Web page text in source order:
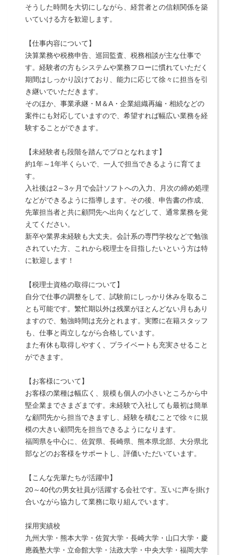
そうした時間を大切にしながら、経営者との信頼関係を築
いていける方を歓迎します。
【仕事内容について】
決算業務や税務申告、巡回監査、税務相談が主な仕事で
す。経験者の方もシステムや業務フローに慣れていただく
期間はしっかり設けており、能力に応じて徐々に担当を引
き継いでいただきます。
そのほか、事業承継・M＆A・企業組織再編・相続などの
案件にも対応していますので、希望すれば幅広い業務を経
験することができます。
【未経験者も段階を踏んでプロとなれます】
約1年～1年半くらいで、一人で担当できるように育てま
す。
入社後は2～3ヶ月で会計ソフトへの入力、月次の締め処理
などができるように指導します。その後、申告書の作成、
先輩担当者と共に顧問先へ出向くなどして、通常業務を覚
えてください。
新卒や業界未経験も大丈夫。会計系の専門学校などで勉強
されていた方、これから税理士を目指したいという方は特
に歓迎します！
【税理士資格の取得について】
自分で仕事の調整をして、試験前にしっかり休みを取るこ
とも可能です。繁忙期以外は残業がほとんどない月もあり
ますので、勉強時間は充分とれます。実際に在籍スタッフ
も、仕事と両立しながら合格しています。
また有休も取得しやすく、プライベートも充実させること
ができます。
【お客様について】
お客様の業種は幅広く、規模も個人の小さいところから中
堅企業までさまざまです。未経験で入社しても最初は簡単
な顧問先から担当できますし、経験を積むことで徐々に規
模の大きい顧問先を担当できるようになります。
福岡県を中心に、佐賀県、長崎県、熊本県北部、大分県北
部などのお客様をサポートし、評価いただいています。
【こんな先輩たちが活躍中】
20～40代の男女社員が活躍する会社です。互いに声を掛け
合いながら協力して業務に取り組んでいます。
採用実績校
九州大学・熊本大学・佐賀大学・長崎大学・山口大学・慶
應義塾大学・立命館大学・法政大学・中央大学・福岡大学